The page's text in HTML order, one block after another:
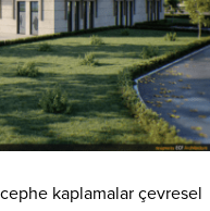
cephe kaplamalar çevresel